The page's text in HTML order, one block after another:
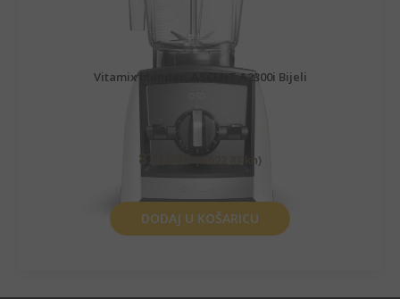
Vitamix blender, ASCENT A2300i Bijeli
879,00 (6.622,83 kn)
DODAJ U KOŠARICU